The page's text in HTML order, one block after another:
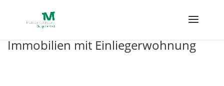
content
Immobilien mit Einliegerwohnung